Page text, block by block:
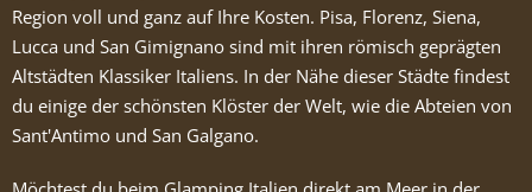
Region voll und ganz auf Ihre Kosten. Pisa, Florenz, Siena,
Lucca und San Gimignano sind mit ihren römisch geprägten
Altstädten Klassiker Italiens. In der Nähe dieser Städte findest
du einige der schönsten Klöster der Welt, wie die Abteien von
Sant'Antimo und San Galgano.